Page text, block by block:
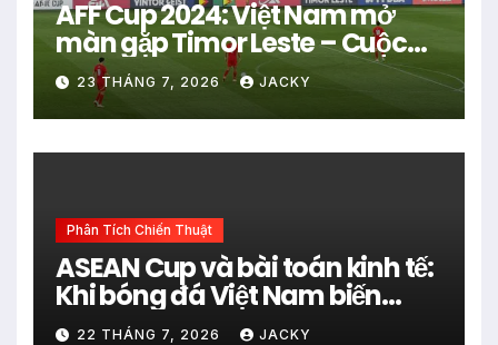
AFF Cup 2024: Việt Nam mở
màn gặp Timor Leste – Cuộc
dạo chơi trước khi vào cuộc
chiến thật sự
23 THÁNG 7, 2026 JACKY
Phân Tích Chiến Thuật
ASEAN Cup và bài toán kinh tế:
Khi bóng đá Việt Nam biến
đam mê thành lợi nhuận
22 THÁNG 7, 2026 JACKY